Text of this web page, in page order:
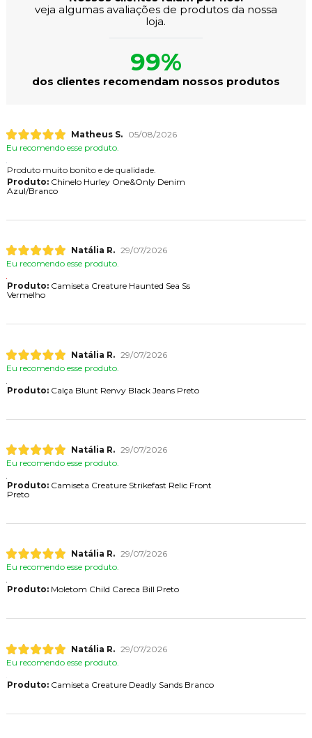
veja algumas avaliações de produtos da nossa
loja.
99%
dos clientes recomendam nossos produtos
Matheus S.
05/08/2026
Eu recomendo esse produto.
Produto muito bonito e de qualidade.
Produto:Chinelo Hurley One&Only Denim
Azul/Branco
Natália R. 29/07/2026
Eu recomendo esse produto.
Produto:Camiseta Creature Haunted Sea Ss
Vermelho
Natália R. 29/07/2026
Eu recomendo esse produto.
Produto:Calça Blunt Renvy Black Jeans Preto
Natália R. 29/07/2026
Eu recomendo esse produto.
Produto:Camiseta Creature Strikefast Relic Front
Preto
Natália R. 29/07/2026
Eu recomendo esse produto.
Produto:Moletom Child Careca Bill Preto
Natália R. 29/07/2026
Eu recomendo esse produto.
Produto:Camiseta Creature Deadly Sands Branco